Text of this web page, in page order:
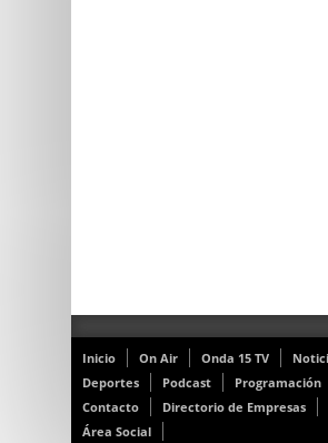
Inicio On Air Onda 15 TV
Deportes
Podcast
Programación
Contacto
Directorio de Empresas
Área Social